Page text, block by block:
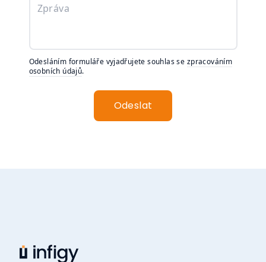
Odesláním formuláře vyjadřujete souhlas se zpracováním
osobních údajů.
Odeslat